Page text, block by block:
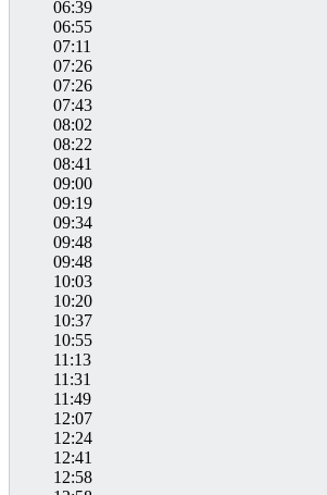
06:39
06:55
07:11
07:26
07:26
07:43
08:02
08:22
08:41
09:00
09:19
09:34
09:48
09:48
10:03
10:20
10:37
10:55
11:13
11:31
11:49
12:07
12:24
12:41
12:58